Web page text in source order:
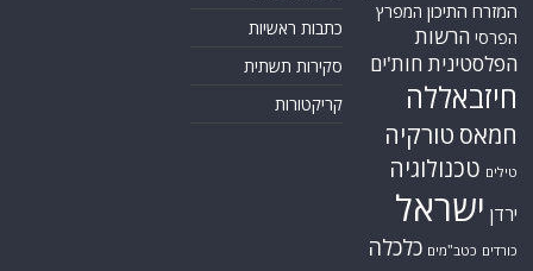
המזרח התיכון המפרץ
הפרסי הרשות
הפלסטינית חות'ים
חיזבאללה
חמאס טורקיה
טילים טכנולוגיה
ירדן ישראל
כורדים כטב"מים כלכלה
כתבות ראשיות
סקירות תשתית
קריקטורות